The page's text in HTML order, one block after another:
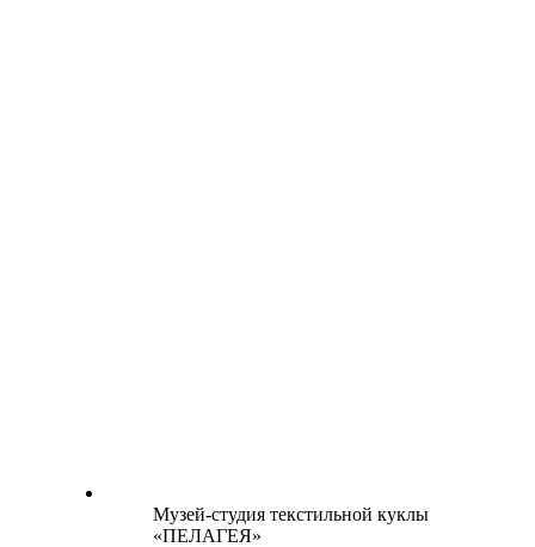
Музей-студия текстильной куклы
«ПЕЛАГЕЯ»